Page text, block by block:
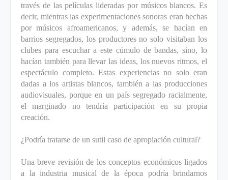
través de las películas lideradas por músicos blancos. Es
decir, mientras las experimentaciones sonoras eran hechas
por músicos afroamericanos, y además, se hacían en
barrios segregados, los productores no solo visitaban los
clubes para escuchar a este cúmulo de bandas, sino, lo
hacían también para llevar las ideas, los nuevos ritmos, el
espectáculo completo. Estas experiencias no solo eran
dadas a los artistas blancos, también a las producciones
audiovisuales, porque en un país segregado racialmente,
el marginado no tendría participación en su propia
creación.
¿Podría tratarse de un sutil caso de apropiación cultural?
Una breve revisión de los conceptos económicos ligados
a la industria musical de la época podría brindarnos